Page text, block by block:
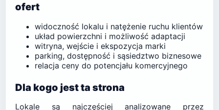
ofert
widoczność lokalu i natężenie ruchu klientów
układ powierzchni i możliwość adaptacji
witryna, wejście i ekspozycja marki
parking, dostępność i sąsiedztwo biznesowe
relacja ceny do potencjału komercyjnego
Dla kogo jest ta strona
Lokale są najczęściej analizowane przez